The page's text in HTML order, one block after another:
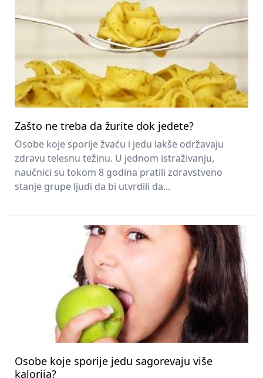
Zašto ne treba da žurite dok jedete?
Osobe koje sporije žvaću i jedu lakše održavaju
zdravu telesnu težinu. U jednom istraživanju,
naučnici su tokom 8 godina pratili zdravstveno
stanje grupe ljudi da bi utvrdili da...
Osobe koje sporije jedu sagorevaju više
kalorija?